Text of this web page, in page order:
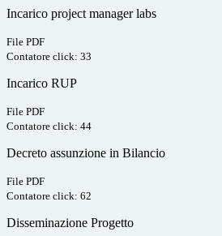
Incarico project manager labs
File PDF
Contatore click: 33
Incarico RUP
File PDF
Contatore click: 44
Decreto assunzione in Bilancio
File PDF
Contatore click: 62
Disseminazione Progetto